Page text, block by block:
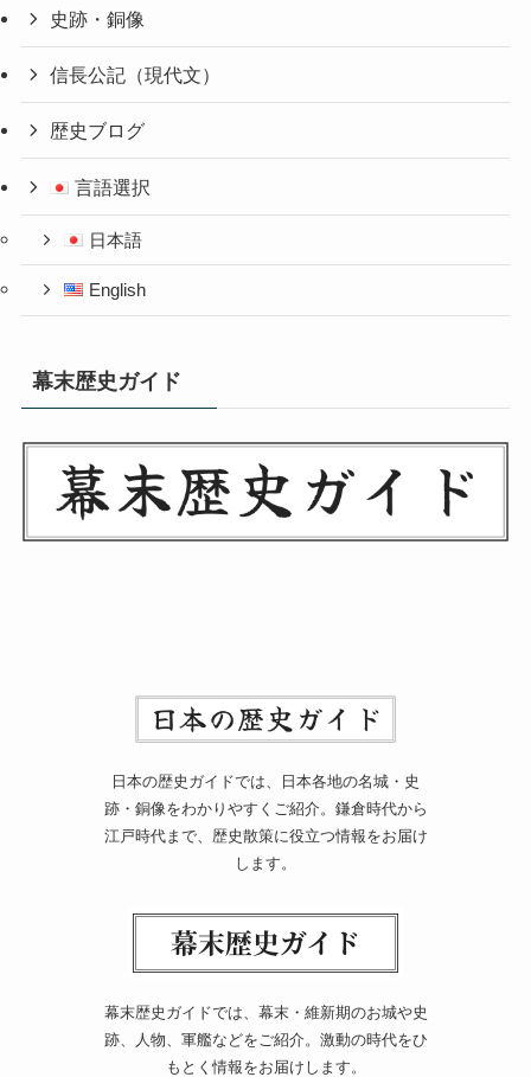
史跡・銅像
信長公記（現代文）
歴史ブログ
言語選択
日本語
English
幕末歴史ガイド
日本の歴史ガイドでは、日本各地の名城・史
跡・銅像をわかりやすくご紹介。鎌倉時代から
江戸時代まで、歴史散策に役立つ情報をお届け
します。
幕末歴史ガイドでは、幕末・維新期のお城や史
跡、人物、軍艦などをご紹介。激動の時代をひ
もとく情報をお届けします。